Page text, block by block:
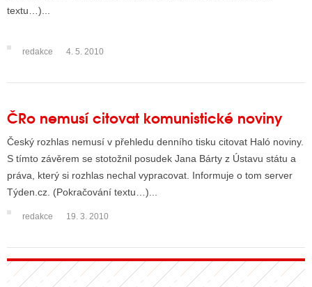
textu…)...
redakce 4. 5. 2010
ČRo nemusí citovat komunistické noviny
Český rozhlas nemusí v přehledu denního tisku citovat Haló noviny.
S tímto závěrem se stotožnil posudek Jana Bárty z Ústavu státu a
práva, který si rozhlas nechal vypracovat. Informuje o tom server
Týden.cz. (Pokračování textu…)...
redakce 19. 3. 2010